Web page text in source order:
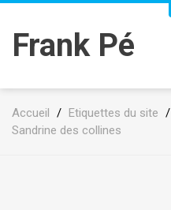
Frank Pé
Accueil / Etiquettes du site /
Sandrine des collines